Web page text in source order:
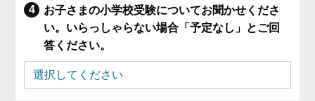
お子さまの小学校受験についてお聞かせくださ
い。いらっしゃらない場合「予定なし」とご回
答ください。